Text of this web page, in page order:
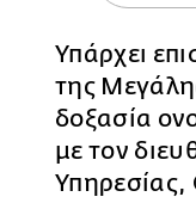
Υπάρχει
της
δοξασία
με τον